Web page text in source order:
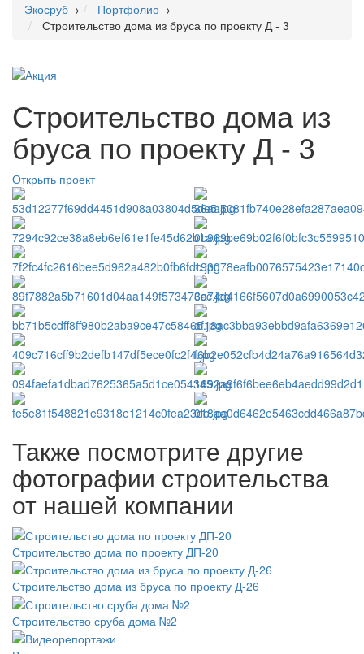
Экосруб→ Портфолио→
Строительство дома из бруса по проекту Д - 3
Строительство дома из
бруса по проекту Д - 3
Открыть проект
Также посмотрите другие
фотографии строительства
от нашей компании
Строительство дома по проекту ДП-20
Строительство дома из бруса по проекту Д-26
Строительство сруба дома №2